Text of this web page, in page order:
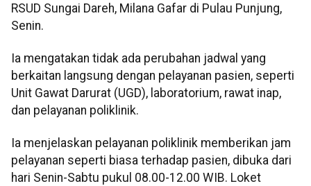
RSUD Sungai Dareh, Milana Gafar di Pulau Punjung,
Senin.
Ia mengatakan tidak ada perubahan jadwal yang
berkaitan langsung dengan pelayanan pasien, seperti
Unit Gawat Darurat (UGD), laboratorium, rawat inap,
dan pelayanan poliklinik.
Ia menjelaskan pelayanan poliklinik memberikan jam
pelayanan seperti biasa terhadap pasien, dibuka dari
hari Senin-Sabtu pukul 08.00-12.00 WIB. Loket